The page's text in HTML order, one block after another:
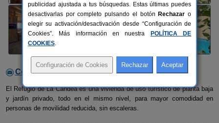
Contactar con el alojamiento
El Refugio de La Candea es una vivienda de uso turístico de planta baja
y jardín privado, todo en el mismo nivel, para mayor comodidad en
personas de movilidad reducida, sin escaleras.
publicidad ajustada a tus búsquedas. Estas últimas puedes
desactivarlas por completo pulsando el botón Rechazar o
elegir su activación/desactivación desde “Configuración de
Cookies”. Más información en nuestra
POLÍTICA DE
COOKIES.